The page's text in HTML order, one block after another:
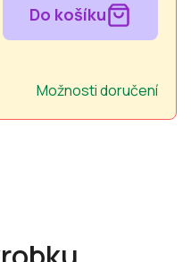
Možnosti doručení